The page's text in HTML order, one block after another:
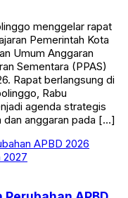
menggelar rapat
Pemerintah Kota
Umum Anggaran
Sementara (PPAS)
Rapat berlangsung di
Rabu
agenda strategis
dan anggaran pada […]